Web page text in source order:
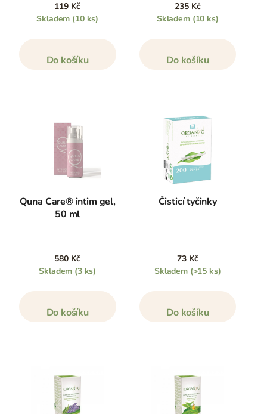
119 Kč
Skladem (10 ks)
Do košíku
235 Kč
Skladem (10 ks)
Do košíku
Quna Care® intim gel,
50 ml
580 Kč
Skladem (3 ks)
Do košíku
Čisticí tyčinky
73 Kč
Skladem (>15 ks)
Do košíku